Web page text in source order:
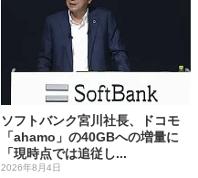
ソフトバンク宮川社長、ドコモ
「ahamo」の40GBへの増量に
「現時点では追従し...
2026年8月4日